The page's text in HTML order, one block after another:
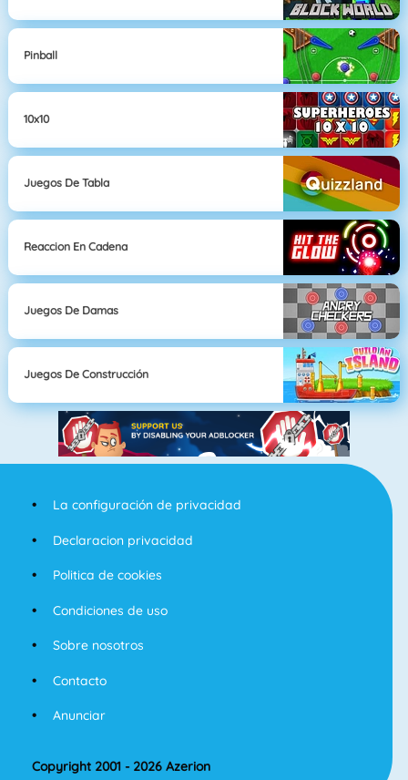
Pinball
10x10
Juegos De Tabla
Reaccion En Cadena
Juegos De Damas
Juegos De Construcción
La configuración de privacidad
Declaracion privacidad
Politica de cookies
Condiciones de uso
Sobre nosotros
Contacto
Anunciar
Copyright 2001 - 2026 Azerion